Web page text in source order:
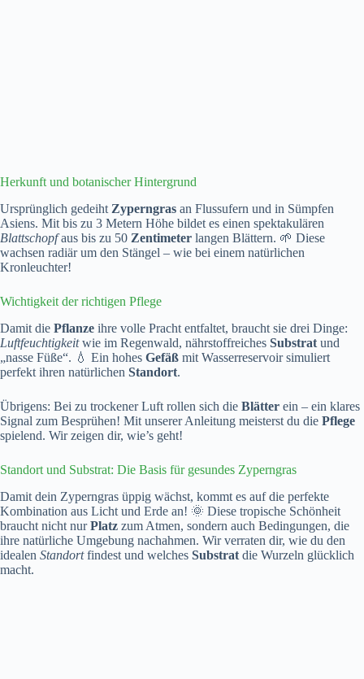
Herkunft und botanischer Hintergrund
Ursprünglich gedeiht Zyperngras an Flussufern und in Sümpfen
Asiens. Mit bis zu 3 Metern Höhe bildet es einen spektakulären
Blattschopfaus bis zu 50 Zentimeter langen Blättern. 🌱 Diese
wachsen radiär um den Stängel – wie bei einem natürlichen
Kronleuchter!
Wichtigkeit der richtigen Pflege
Damit die Pflanze ihre volle Pracht entfaltet, braucht sie drei Dinge:
Luftfeuchtigkeitwie im Regenwald, nährstoffreiches Substrat und
„nasse Füße“. 💧 Ein hohes Gefäß mit Wasserreservoir simuliert
perfekt ihren natürlichen Standort.
Übrigens: Bei zu trockener Luft rollen sich die Blätter ein – ein klares
Signal zum Besprühen! Mit unserer Anleitung meisterst du die Pflege
spielend. Wir zeigen dir, wie’s geht!
Standort und Substrat: Die Basis für gesundes Zyperngras
Damit dein Zyperngras üppig wächst, kommt es auf die perfekte
Kombination aus Licht und Erde an! 🌞 Diese tropische Schönheit
braucht nicht nurPlatz zum Atmen, sondern auch Bedingungen, die
ihre natürliche Umgebung nachahmen. Wir verraten dir, wie du den
idealen Standortfindest und welches Substrat die Wurzeln glücklich
macht.